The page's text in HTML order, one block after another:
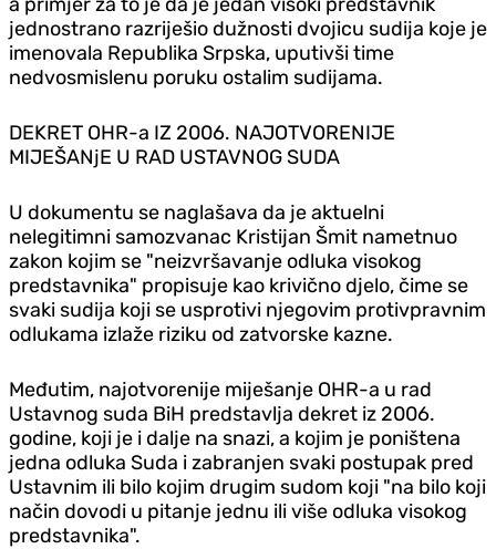
jednostrano razriješio dužnosti dvojicu sudija koje je
imenovala Republika Srpska, uputivši time
nedvosmislenu poruku ostalim sudijama.
DEKRET OHR-a IZ 2006. NAJOTVORENIJE
MIJEŠANjE U RAD USTAVNOG SUDA
U dokumentu se naglašava da je aktuelni
nelegitimni samozvanac Kristijan Šmit nametnuo
zakon kojim se "neizvršavanje odluka visokog
predstavnika" propisuje kao krivično d‌jelo, čime se
svaki sudija koji se usprotivi njegovim protivpravnim
odlukama izlaže riziku od zatvorske kazne.
Međutim, najotvorenije miješanje OHR-a u rad
Ustavnog suda BiH predstavlja dekret iz 2006.
godine, koji je i dalje na snazi, a kojim je poništena
jedna odluka Suda i zabranjen svaki postupak pred
Ustavnim ili bilo kojim drugim sudom koji "na bilo koji
način dovodi u pitanje jednu ili više odluka visokog
predstavnika".